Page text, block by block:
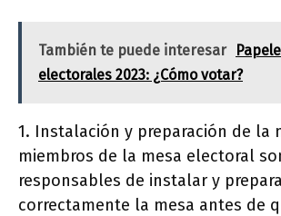
También te puede interesar
electorales 2023: ¿Cómo votar?
1. Instalación y preparación de la
miembros de la mesa electoral
responsables de instalar y
correctamente la mesa antes de